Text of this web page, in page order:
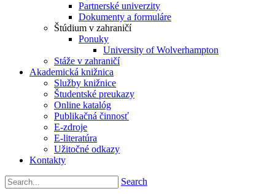
Partnerské univerzity
Dokumenty a formuláre
Štúdium v zahraničí
Ponuky
University of Wolverhampton
Stáže v zahraničí
Akademická knižnica
Služby knižnice
Študentské preukazy
Online katalóg
Publikačná činnosť
E-zdroje
E-literatúra
Užitočné odkazy
Kontakty
Search